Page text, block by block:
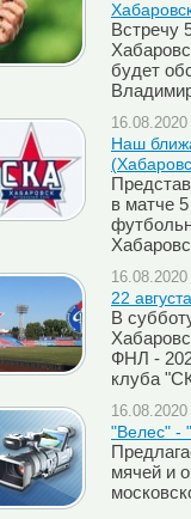
Встречу
будет
Наш
в матче
22
В
ФНЛ -
клуба
"Велес" -
мячей и